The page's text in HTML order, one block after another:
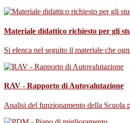
Materiale didattico richiesto per gli
Si elenca nel seguito il materiale che
RAV - Rapporto di Autovalutazione
Analisi del funzionamento della Scuola